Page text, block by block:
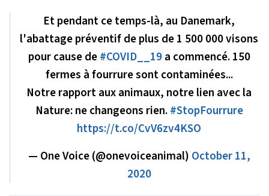
Et pendant ce temps-là, au Danemark,
l'abattage préventif de plus de 1 500 000 visons
pour cause de#COVID__19a commencé. 150
fermes à fourrure sont contaminées...
Notre rapport aux animaux, notre lien avec la
Nature: ne changeons rien.#StopFourrure
https://t.co/CvV6zv4KSO
— One Voice (@onevoiceanimal) October 11,
2020